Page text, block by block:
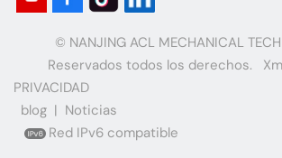
© NANJING ACL MECHANICAL
Reservados todos los derechos.
PRIVACIDAD
blog | Noticias
Red IPv6 compatible